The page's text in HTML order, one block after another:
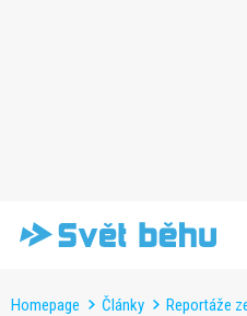
Homepage Články Reportáže